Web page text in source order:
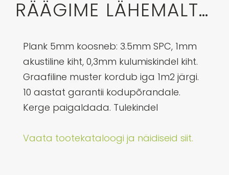
RÄÄGIME LÄHEMALT…
Plank 5mm koosneb: 3.5mm SPC, 1mm
akustiline kiht, 0,3mm kulumiskindel kiht.
Graafiline muster kordub iga 1m2 järgi.
10 aastat garantii kodupõrandale.
Kerge paigaldada. Tulekindel
Vaata tootekataloogi ja näidiseid siit.